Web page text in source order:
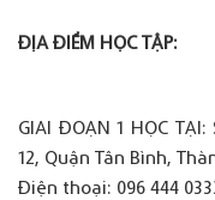
ĐỊA ĐIỂM HỌC TẬP:
GIAI ĐOẠN 1 HỌC TẠI:
12, Quận Tân Bình,
Điện thoại: 096 444